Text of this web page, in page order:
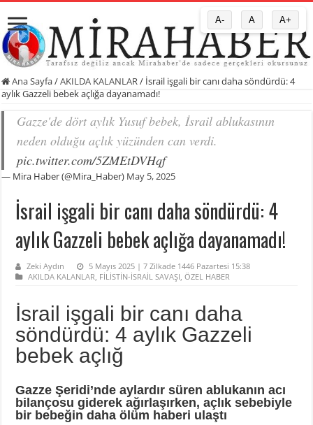
Ana Sayfa/AKILDA KALANLAR / İsrail işgali bir canı daha söndürdü: 4
aylık Gazzeli bebek açlığa dayanamadı!
Gazze'de dört aylık Yusuf bebek, İsrail ablukasının
neden olduğu açlık yüzünden can verdi.
pic.twitter.com/5ZMEtDVHqf
— Mira Haber (@Mira_Haber) May 5, 2025
İsrail işgali bir canı daha söndürdü: 4
aylık Gazzeli bebek açlığa dayanamadı!
Zeki Aydın
5 Mayıs 2025 | 7 Zilkade 1446 Pazartesi 15:38
AKILDA KALANLAR FİLİSTİN-İSRAİL SAVAŞI ,ÖZEL HABER
İsrail işgali bir canı daha
söndürdü: 4 aylık Gazzeli
bebek açlığ
Gazze Şeridi’nde aylardır süren ablukanın acı
bilançosu giderek ağırlaşırken, açlık sebebiyle
bir bebeğin daha ölüm haberi ulaştı
A- A A+